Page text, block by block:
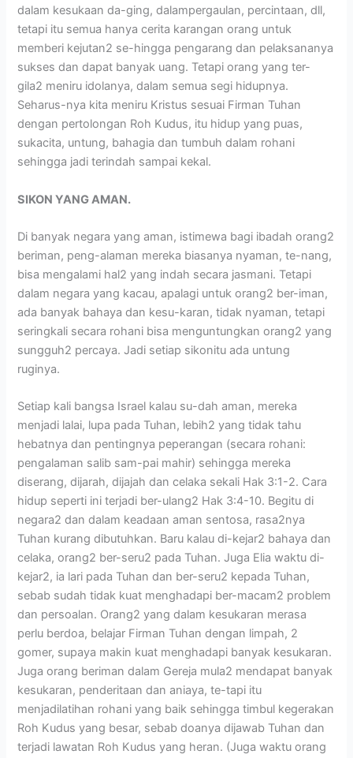
dalam kesukaan da-ging, dalampergaulan, percintaan, dll,
tetapi itu semua hanya cerita karangan orang untuk
memberi kejutan2 se-hingga pengarang dan pelaksananya
sukses dan dapat banyak uang. Tetapi orang yang ter-
gila2 meniru idolanya, dalam semua segi hidupnya.
Seharus-nya kita meniru Kristus sesuai Firman Tuhan
dengan pertolongan Roh Kudus, itu hidup yang puas,
sukacita, untung, bahagia dan tumbuh dalam rohani
sehingga jadi terindah sampai kekal.
SIKON YANG AMAN.
Di banyak negara yang aman, istimewa bagi ibadah orang2
beriman, peng-alaman mereka biasanya nyaman, te-nang,
bisa mengalami hal2 yang indah secara jasmani. Tetapi
dalam negara yang kacau, apalagi untuk orang2 ber-iman,
ada banyak bahaya dan kesu-karan, tidak nyaman, tetapi
seringkali secara rohani bisa menguntungkan orang2 yang
sungguh2 percaya. Jadi setiap sikonitu ada untung
ruginya.
Setiap kali bangsa Israel kalau su-dah aman, mereka
menjadi lalai, lupa pada Tuhan, lebih2 yang tidak tahu
hebatnya dan pentingnya peperangan (secara rohani:
pengalaman salib sam-pai mahir) sehingga mereka
diserang, dijarah, dijajah dan celaka sekali Hak 3:1-2. Cara
hidup seperti ini terjadi ber-ulang2 Hak 3:4-10. Begitu di
negara2 dan dalam keadaan aman sentosa, rasa2nya
Tuhan kurang dibutuhkan. Baru kalau di-kejar2 bahaya dan
celaka, orang2 ber-seru2 pada Tuhan. Juga Elia waktu di-
kejar2, ia lari pada Tuhan dan ber-seru2 kepada Tuhan,
sebab sudah tidak kuat menghadapi ber-macam2 problem
dan persoalan. Orang2 yang dalam kesukaran merasa
perlu berdoa, belajar Firman Tuhan dengan limpah, 2
gomer, supaya makin kuat menghadapi banyak kesukaran.
Juga orang beriman dalam Gereja mula2 mendapat banyak
kesukaran, penderitaan dan aniaya, te-tapi itu
menjadilatihan rohani yang baik sehingga timbul kegerakan
Roh Kudus yang besar, sebab doanya dijawab Tuhan dan
terjadi lawatan Roh Kudus yang heran. (Juga waktu orang